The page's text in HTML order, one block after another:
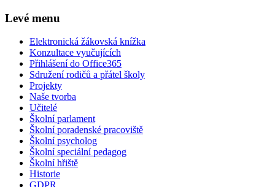
Levé menu
Elektronická žákovská knížka
Konzultace vyučujících
Přihlášení do Office365
Sdružení rodičů a přátel školy
Projekty
Naše tvorba
Učitelé
Školní parlament
Školní poradenské pracoviště
Školní psycholog
Školní speciální pedagog
Školní hřiště
Historie